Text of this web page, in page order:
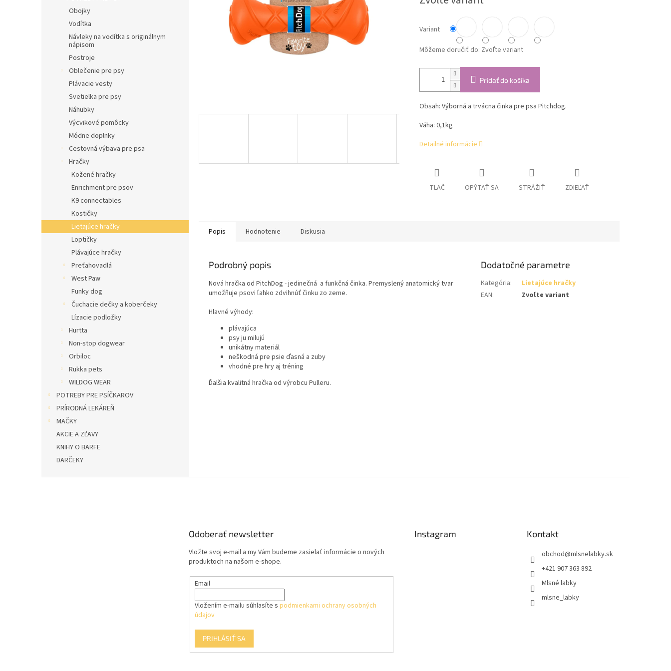
Obojky
Vodítka
Návleky na vodítka s originálnym
nápisom
Postroje
Oblečenie pre psy
Plávacie vesty
Svetielka pre psy
Náhubky
Výcvikové pomôcky
Módne doplnky
Cestovná výbava pre psa
Hračky
Kožené hračky
Enrichment pre psov
K9 connectables
Kostičky
Lietajúce hračky
Loptičky
Plávajúce hračky
Preťahovadlá
West Paw
Funky dog
Čuchacie dečky a koberčeky
Lízacie podložky
Hurtta
Non-stop dogwear
Orbiloc
Rukka pets
WILDOG WEAR
POTREBY PRE PSÍČKAROV
PRÍRODNÁ LEKÁREŇ
MAČKY
AKCIE A ZĽAVY
KNIHY O BARFE
DARČEKY
Variant
Môžeme doručiť do: Zvoľte variant
Pridať do košíka
Obsah: Výborná a trvácna činka pre psa Pitchdog.
Váha: 0,1kg
Detailné informácie
TLAČ OPÝTAŤ SA STRÁŽIŤ ZDIEĽAŤ
Popis Hodnotenie Diskusia
Podrobný popis
Nová hračka od PitchDog - jedinečná a funkčná činka. Premyslený anatomický tvar
umožňuje psovi ľahko zdvihnúť činku zo zeme.
Hlavné výhody:
plávajúca
psy ju milujú
unikátny materiál
neškodná pre psie ďasná a zuby
vhodné pre hry aj tréning
Ďalšia kvalitná hračka od výrobcu Pulleru.
Dodatočné parametre
Kategória:
Lietajúce hračky
EAN: Zvoľte variant
Odoberať newsletter
Vložte svoj e-mail a my Vám budeme zasielať informácie o nových
produktoch na našom e-shope.
Email
Vložením e-mailu súhlasíte s podmienkami ochrany osobných
údajov
PRIHLÁSIŤ SA
Instagram Kontakt
obchod@mlsnelabky.sk
+421 907 363 892
Mlsné labky
mlsne_labky